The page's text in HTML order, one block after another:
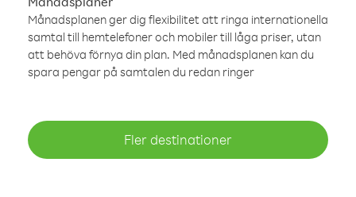
Månadsplanen ger dig flexibilitet att ringa internationella
samtal till hemtelefoner och mobiler till låga priser, utan
att behöva förnya din plan. Med månadsplanen kan du
spara pengar på samtalen du redan ringer
Fler destinationer